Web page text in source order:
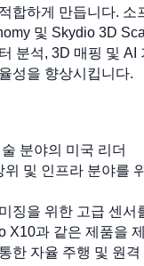
합하게 만듭니다. 소
및 Skydio 3D
분석, 3D 매핑 및 AI
성을 향상시킵니다.
분야의 미국 리더
위 및 인프라 분야를
징을 위한 고급 센서
X10과 같은 제품을
한 자율 주행 및 원